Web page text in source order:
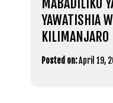
MABADILIKO
YAWATISHIA
KILIMANJARO
Posted on:April 19,